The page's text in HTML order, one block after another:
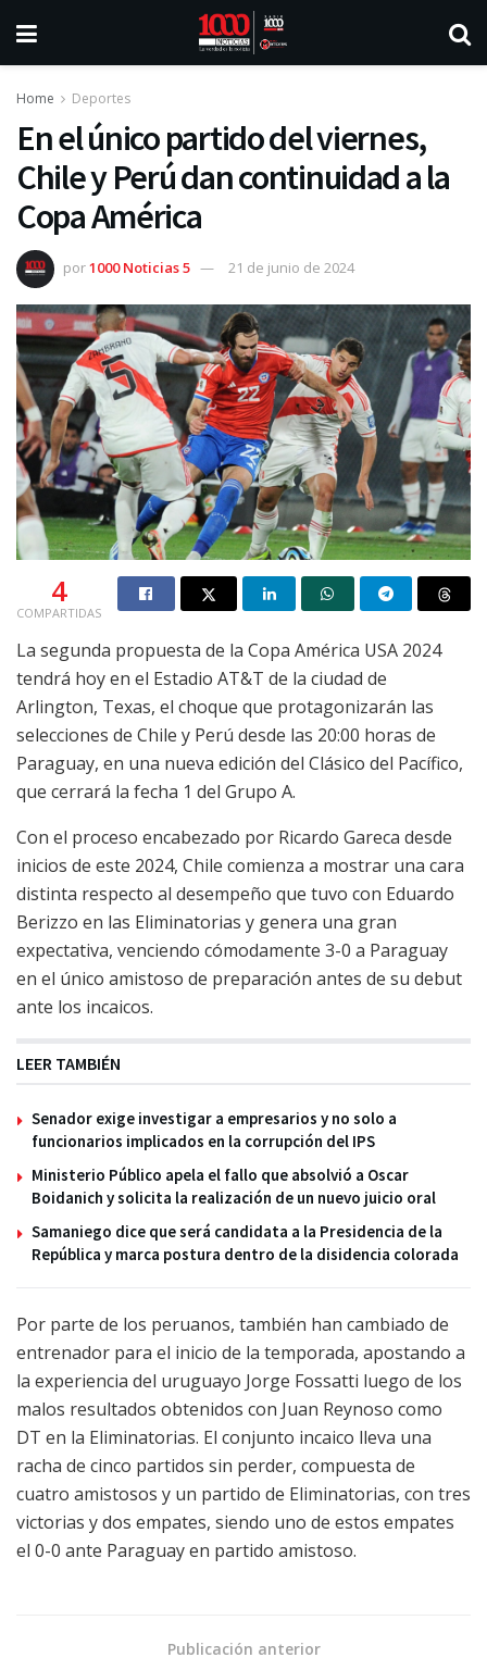
Home Deportes
En el único partido del viernes,
Chile y Perú dan continuidad a la
Copa América
por1000 Noticias 5 21 de junio de 2024
4
COMPARTIDAS
La segunda propuesta de la Copa América USA 2024
tendrá hoy en el Estadio AT&T de la ciudad de
Arlington, Texas, el choque que protagonizarán las
selecciones de Chile y Perú desde las 20:00 horas de
Paraguay, en una nueva edición del Clásico del Pacífico,
que cerrará la fecha 1 del Grupo A.
Con el proceso encabezado por Ricardo Gareca desde
inicios de este 2024, Chile comienza a mostrar una cara
distinta respecto al desempeño que tuvo con Eduardo
Berizzo en las Eliminatorias y genera una gran
expectativa, venciendo cómodamente 3-0 a Paraguay
en el único amistoso de preparación antes de su debut
ante los incaicos.
LEER TAMBIÉN
Senador exige investigar a empresarios y no solo a
funcionarios implicados en la corrupción del IPS
Ministerio Público apela el fallo que absolvió a Oscar
Boidanich y solicita la realización de un nuevo juicio oral
Samaniego dice que será candidata a la Presidencia de la
República y marca postura dentro de la disidencia colorada
Por parte de los peruanos, también han cambiado de
entrenador para el inicio de la temporada, apostando a
la experiencia del uruguayo Jorge Fossatti luego de los
malos resultados obtenidos con Juan Reynoso como
DT en la Eliminatorias. El conjunto incaico lleva una
racha de cinco partidos sin perder, compuesta de
cuatro amistosos y un partido de Eliminatorias, con tres
victorias y dos empates, siendo uno de estos empates
el 0-0 ante Paraguay en partido amistoso.
Publicación anterior